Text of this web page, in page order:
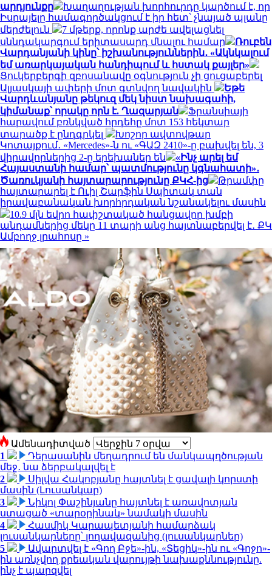
արդյունքը
Խաղաղության խորհուրդը կարծում է, որ
Իսրայելը համագործակցում է իր հետ՝ չնայած պլանը
մերժելուն
7 մթերք, որոնք արժե ավելացնել
սննդակարգում երիտասարդ մնալու համար
Ռուբեն
Վարդանյանի կինը՝ իշխանություններին․ «Ակնկալում
եմ առարկայական հանդիպում և հստակ քայլեր»
Ցուկերբերգի զբոսանավը օգնություն չի ցուցաբերել
Ալյասկայի ափերի մոտ գտնվող նավակին
Եթե
Վարդևանյանը թեկուզ մեկ նիստ նախագահի,
կիմանաք՝ որակը որն է. Ղազարյան
Ֆրանսիայի
հարավում բռնկված հրդեհը մոտ 153 հեկտար
տարածք է ընդգրկել
Խոշոր ավտովթար
Կոտայքում․ «Mercedes»-ն ու «ԳԱԶ 2410»-ը բախվել են, 3
վիրավորներից 2-ը երեխաներ են
«Ինչ արել եմ
Հայաստանի համար՝ պատմությունը կգնահատի»․
Ծառուկյանի հայտարարությունը ՔԿՀ-ից
Թրամփը
հայտարարել է Ուիլ Շարֆին Սպիտակ տան
իրավաբանական խորհրդական նշանակելու մասին
10.9 մլն եվրո հափշտակած հանցավոր խմբի
անդամներից մեկը 11 տարի անց հայտնաբերվել է․ ՔԿ
Ամբողջ լրահոսը »
Ամենադիտված
1
Դերասանին մեղադրում են մանկապղծության
մեջ․ նա ձերբակալվել է
2
Սիլվա Հակոբյանը հայտնել է ցավալի կորստի
մասին (Լուսանկար)
3
Նիկոլ Փաշինյանը հայտնել է առավոտյան
ստացած «տարօրինակ» նամակի մասին
4
Հասմիկ Կարապետյանի համարձակ
լուսանկարները՝ լողավազանից (լուսանկարներ)
5
Ավարտվել է «Գող Բջե»-ին, «Տեցիկ»-ին ու «Գոջո»-
ին առնչվող քրեական վարույթի նախաքննությունը.
ինչ է պարզվել